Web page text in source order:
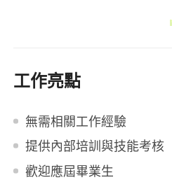
工作亮點
無需相關工作經驗
提供內部培訓與技能考核
歡迎應屆畢業生